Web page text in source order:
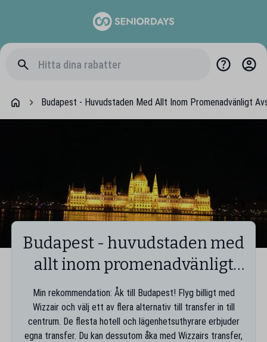
Budapest - Huvudstaden Med Allt Inom Promenadvänligt
Budapest - huvudstaden med
allt inom promenadvänligt
avstånd
Min rekommendation: Åk till Budapest! Flyg billigt med
Wizzair och välj ett av flera alternativ till transfer in till
centrum. De flesta hotell och lägenhetsuthyrare erbjuder
egna transfer. Du kan dessutom åka med Wizzairs transfer,